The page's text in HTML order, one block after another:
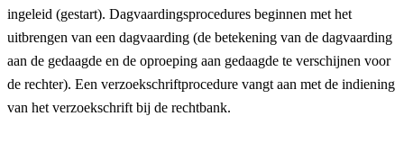
ingeleid (gestart). Dagvaardingsprocedures beginnen met het
uitbrengen van een dagvaarding (de betekening van de dagvaarding
aan de gedaagde en de oproeping aan gedaagde te verschijnen voor
de rechter). Een verzoekschriftprocedure vangt aan met de indiening
van het verzoekschrift bij de rechtbank.